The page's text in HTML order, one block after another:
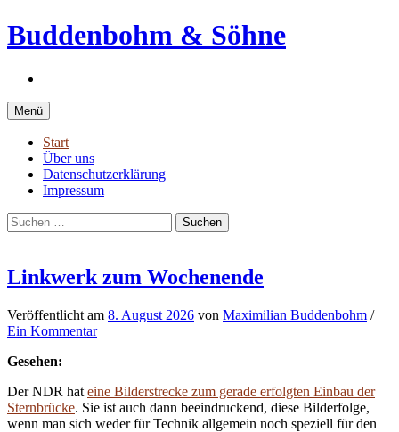
Springe
zum
Buddenbohm & Söhne
Menü
Start
Über uns
Datenschutzerklärung
Impressum
Suchen
nach:
Linkwerk zum Wochenende
Veröffentlicht am 8. August 2026 von Maximilian Buddenbohm /
Ein Kommentar
Gesehen:
Der NDR hat eine Bilderstrecke zum gerade erfolgten Einbau der
Sternbrücke. Sie ist auch dann beeindruckend, diese Bilderfolge,
wenn man sich weder für Technik allgemein noch speziell für den